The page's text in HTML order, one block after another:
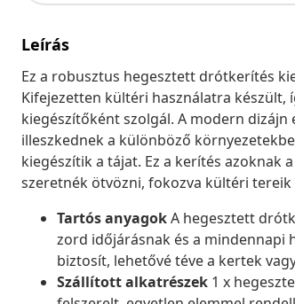
Leírás
Ez a robusztus hegesztett drótkerítés
Kifejezetten kültéri használatra készült,
kiegészítőként szolgál. A modern
illeszkednek a különböző
kiegészítik a tájat. Ez a kerítés azoknak
szeretnék ötvözni, fokozva kültéri
Tartós anyagokA hegesztett
zord időjárásnak és a mindennapi
biztosít, lehetővé téve a kertek
Szállított alkatrészek 1 x